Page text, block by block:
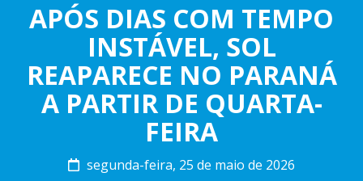
APÓS DIAS COM TEMPO
INSTÁVEL, SOL
REAPARECE NO PARANÁ
A PARTIR DE QUARTA-
FEIRA
segunda-feira, 25 de maio de 2026